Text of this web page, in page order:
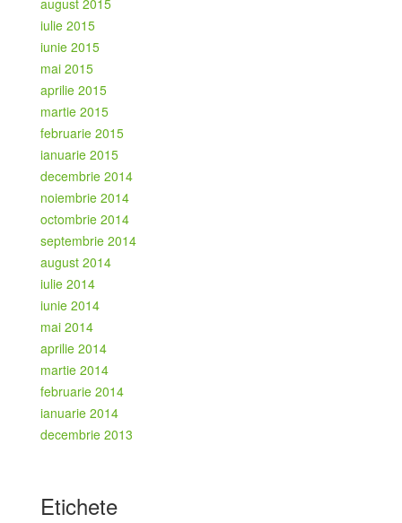
iulie 2015
iunie 2015
mai 2015
aprilie 2015
martie 2015
februarie 2015
ianuarie 2015
decembrie 2014
noiembrie 2014
octombrie 2014
septembrie 2014
august 2014
iulie 2014
iunie 2014
mai 2014
aprilie 2014
martie 2014
februarie 2014
ianuarie 2014
decembrie 2013
Etichete